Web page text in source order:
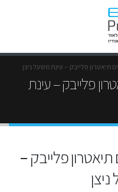
פלייבק – עינת משעל ניצן
פלייבק – עינת
פלייבק –